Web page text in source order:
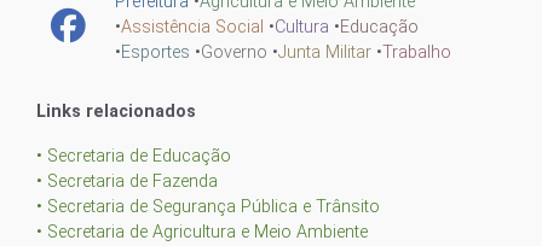
•Assistência Social •Cultura •Educação
•Esportes •Governo •Junta Militar •Trabalho
Links relacionados
• Secretaria de Educação
• Secretaria de Fazenda
• Secretaria de Segurança Pública e Trânsito
• Secretaria de Agricultura e Meio Ambiente